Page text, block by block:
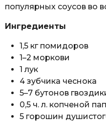
популярных соусов во
Ингредиенты
1,5 кг помидоров
1–2 моркови
1 лук
4 зубчика чеснока
5–7 бутонов
0,5 ч. л. копченой
5 горошин